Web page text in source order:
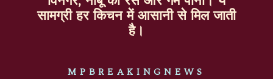
MPBREAKINGNEWS
सामग्री हर किचन में आसानी से मिल जाती
है।